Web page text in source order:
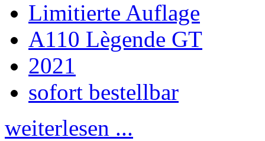
Limitierte Auflage
A110 Lègende GT
2021
sofort bestellbar
weiterlesen ...